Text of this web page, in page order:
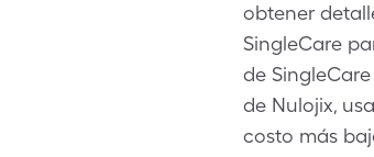
obtener
SingleCare
de
de Nulojix,
costo más